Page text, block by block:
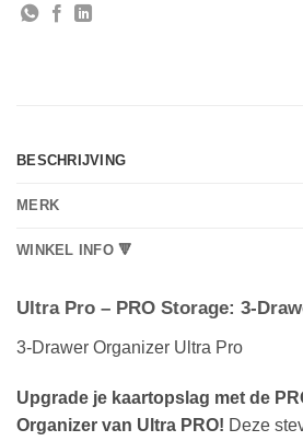
BESCHRIJVING
MERK
WINKEL INFO 🔻
Ultra Pro – PRO Storage: 3-
3-Drawer Organizer Ultra Pro
Upgrade je kaartopslag met de
Organizer van Ultra PRO! Deze